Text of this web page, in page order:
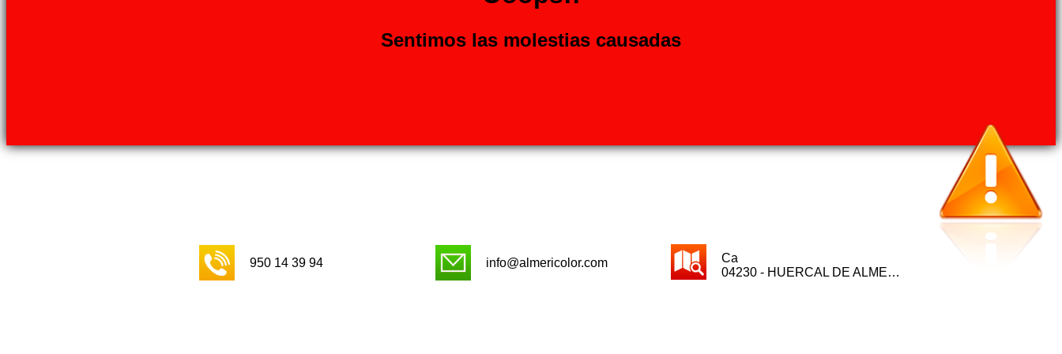
Sentimos las molestias causadas
950 14 39 94 info@almericolor.com
Ca
04230 - HUERCAL DE ALMERIA (ALMERIA)